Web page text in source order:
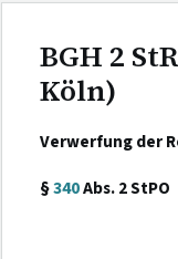
BGH 2
Köln)
Verwerfung der
§340Abs. 2 StPO